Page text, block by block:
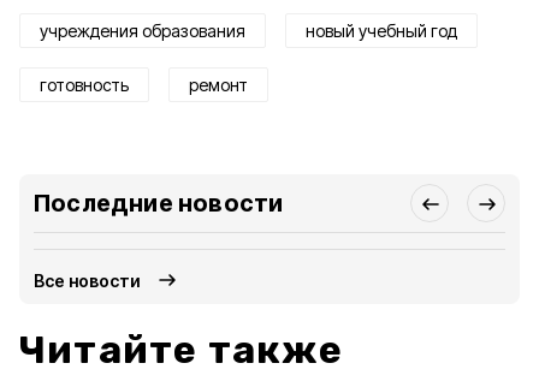
учреждения образования новый учебный год
готовность ремонт
Последние новости
Все новости
Читайте также